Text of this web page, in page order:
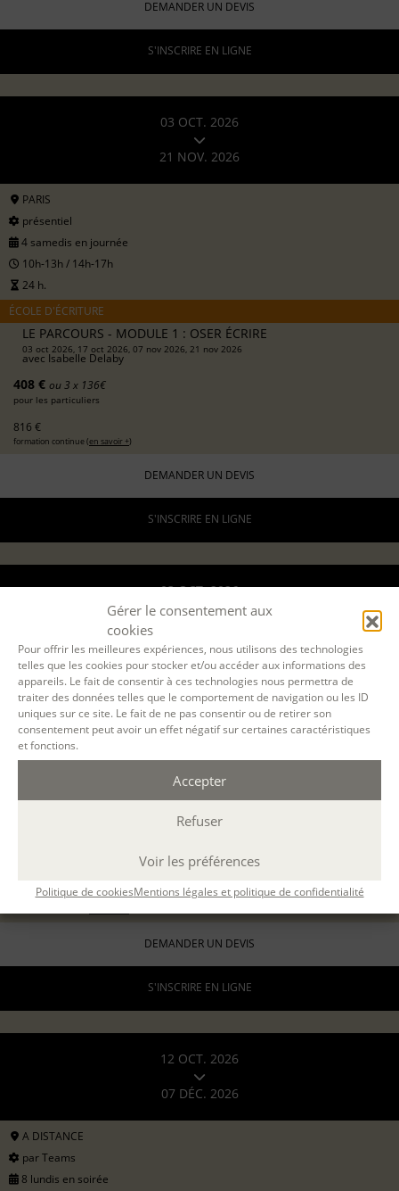
Gérer le consentement aux
cookies
Pour offrir les meilleures expériences, nous utilisons des technologies
telles que les cookies pour stocker et/ou accéder aux informations des
appareils. Le fait de consentir à ces technologies nous permettra de
traiter des données telles que le comportement de navigation ou les ID
uniques sur ce site. Le fait de ne pas consentir ou de retirer son
consentement peut avoir un effet négatif sur certaines caractéristiques
et fonctions.
Accepter
Refuser
Voir les préférences
Politique de cookiesMentions légales et politique de confidentialité
DEMANDER UN DEVIS
S'INSCRIRE EN LIGNE
03 OCT. 2026
21 NOV. 2026
PARIS
présentiel
4 samedis en journée
10h-13h / 14h-17h
24 h.
ÉCOLE D'ÉCRITURE
LE PARCOURS - MODULE 1 : OSER ÉCRIRE
03 oct 2026, 17 oct 2026, 07 nov 2026, 21 nov 2026
avec Isabelle Delaby
408 € ou 3 x 136€
pour les particuliers
816 €
formation continue (en savoir +)
DEMANDER UN DEVIS
S'INSCRIRE EN LIGNE
03 OCT. 2026
LYON
présentiel
4 samedis en journée
10h-13h / 14h-17h
24 h.
LE PARCOURS - MODULE 1 : OSER ÉCRIRE
03 oct 2026, 17 oct 2026, 21 nov 2026, 12 déc 2026
816 €
DEMANDER UN DEVIS
S'INSCRIRE EN LIGNE
12 OCT. 2026
07 DÉC. 2026
A DISTANCE
par Teams
8 lundis en soirée